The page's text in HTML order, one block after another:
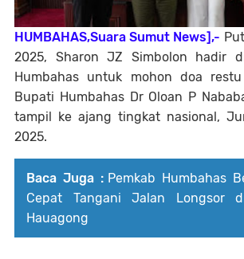
HUMBAHAS,Suara Sumut News],-
2025, Sharon JZ Simbolon hadir
Humbahas untuk mohon doa
Bupati Humbahas Dr Oloan P
tampil ke ajang tingkat nasional,
2025.
Baca Juga : Pemkab Humbahas
Cepat Tangani Jalan Longsor
Hauagong